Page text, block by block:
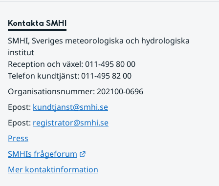
Kontakta SMHI
SMHI, Sveriges meteorologiska och hydrologiska
institut
Reception och växel: 011-495 80 00
Telefon kundtjänst: 011-495 82 00
Organisationsnummer: 202100-0696
Epost: kundtjanst@smhi.se
Epost: registrator@smhi.se
Press
SMHIs frågeforum
Mer kontaktinformation